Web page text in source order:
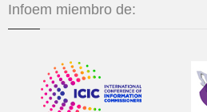
Infoem miembro de: